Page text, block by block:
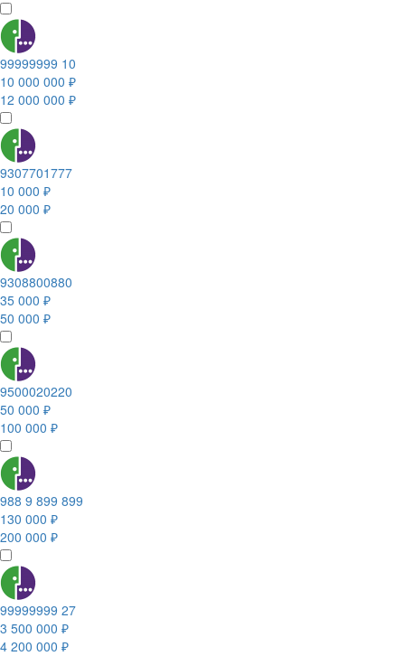
99999999 10
10 000 000 ₽
12 000 000 ₽
9307701777
10 000 ₽
20 000 ₽
9308800880
35 000 ₽
50 000 ₽
9500020220
50 000 ₽
100 000 ₽
988 9 899 899
130 000 ₽
200 000 ₽
99999999 27
3 500 000 ₽
4 200 000 ₽